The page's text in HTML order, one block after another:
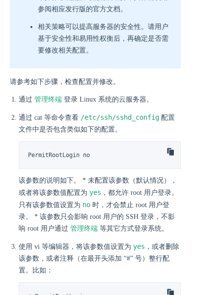
参阅相应发行版的官方文档。
相关策略可以提高服务器的安全性。请用户
基于安全性和易用性权衡后，再确定是否需
要修改相关配置。
请参考如下步骤，检查配置并修改。
通过 管理终端 登录 Linux 系统的云服务器。
通过 cat 等命令查看 /etc/ssh/sshd_config 配置
文件中是否包含类似如下的配置。
PermitRootLogin no
该参数的说明如下。 * 未配置该参数（默认情况），
或者将该参数值配置为 yes ，都允许 root 用户登录。
只有该参数值设置为 no 时，才会禁止 root 用户登
录。 * 该参数只会影响 root 用户的 SSH 登录，不影
响 root 用户通过 管理终端 等其它方式登录系统。
使用 vi 等编辑器，将该参数值设置为 yes ，或者删除
该参数，或者注释（在最开头添加 “#” 号）整行配
置。比如：